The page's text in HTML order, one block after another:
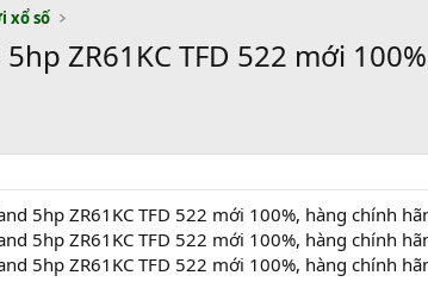
xổ số
ZR61KC TFD 522 mới
5hp ZR61KC TFD 522 mới 100%, hàng chính
5hp ZR61KC TFD 522 mới 100%, hàng chính
5hp ZR61KC TFD 522 mới 100%, hàng chính